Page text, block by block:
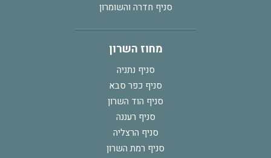
סניף חדרה והשומרון
מחוז השרון
סניף נתניה
סניף כפר סבא
סניף הוד השרון
סניף רעננה
סניף הרצליה
סניף רמת השרון